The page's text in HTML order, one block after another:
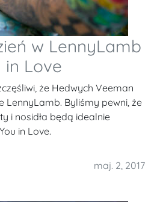
w LennyLamb
in Love
że Hedwych Veeman
LennyLamb. Byliśmy pewni, że
i nosidła będą idealnie
in Love.
maj. 2, 2017